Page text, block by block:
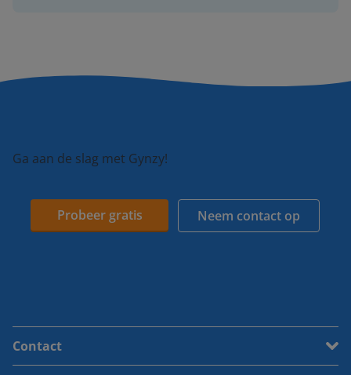
Ga aan de slag met Gynzy!
Probeer gratis Neem contact op
Contact